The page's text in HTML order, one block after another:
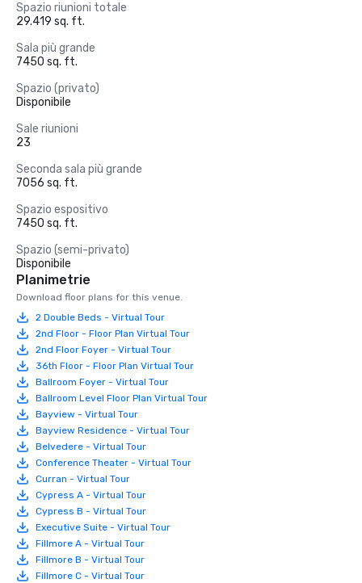
Spazio riunioni totale
29.419 sq. ft.
Sala più grande
7450 sq. ft.
Spazio (privato)
Disponibile
Sale riunioni
23
Seconda sala più grande
7056 sq. ft.
Spazio espositivo
7450 sq. ft.
Spazio (semi-privato)
Disponibile
Planimetrie
Download floor plans for this venue.
2 Double Beds - Virtual Tour
2nd Floor - Floor Plan Virtual Tour
2nd Floor Foyer - Virtual Tour
36th Floor - Floor Plan Virtual Tour
Ballroom Foyer - Virtual Tour
Ballroom Level Floor Plan Virtual Tour
Bayview - Virtual Tour
Bayview Residence - Virtual Tour
Belvedere - Virtual Tour
Conference Theater - Virtual Tour
Curran - Virtual Tour
Cypress A - Virtual Tour
Cypress B - Virtual Tour
Executive Suite - Virtual Tour
Fillmore A - Virtual Tour
Fillmore B - Virtual Tour
Fillmore C - Virtual Tour